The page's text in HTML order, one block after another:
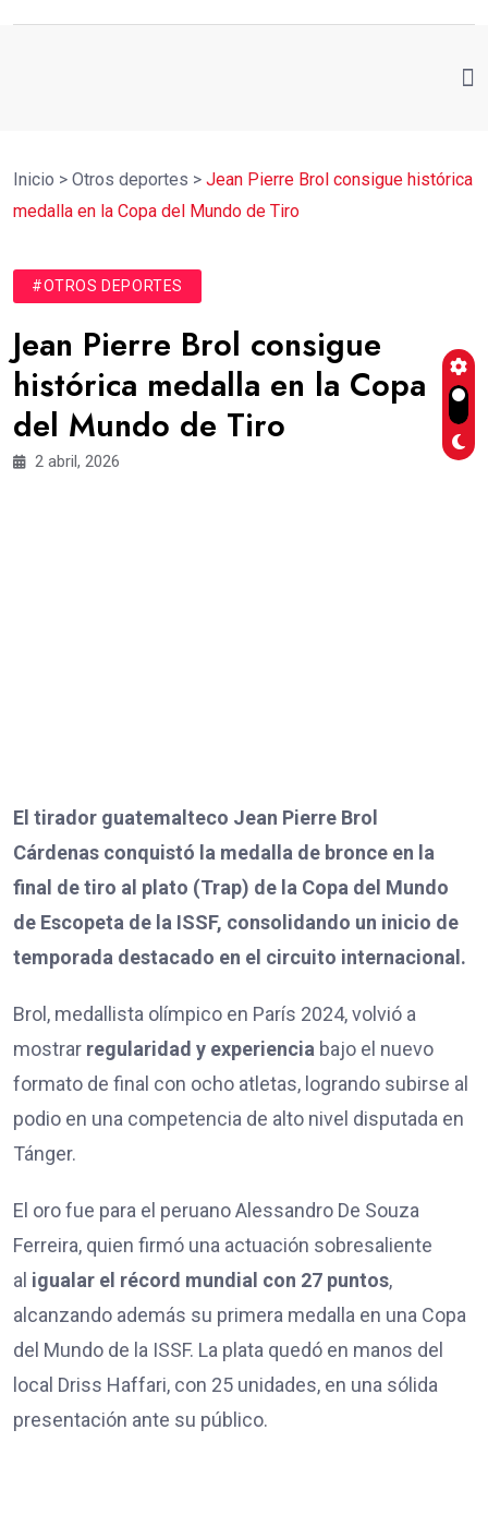
Inicio > Otros deportes > Jean Pierre Brol consigue histórica
medalla en la Copa del Mundo de Tiro
#OTROS DEPORTES
Jean Pierre Brol consigue
histórica medalla en la Copa
del Mundo de Tiro
2 abril, 2026
El tirador guatemalteco Jean Pierre Brol
Cárdenas conquistó la medalla de bronce en la
final de tiro al plato (Trap) de la Copa del Mundo
de Escopeta de la ISSF, consolidando un inicio de
temporada destacado en el circuito internacional.
Brol, medallista olímpico en París 2024, volvió a
mostrar regularidad y experiencia bajo el nuevo
formato de final con ocho atletas, logrando subirse al
podio en una competencia de alto nivel disputada en
Tánger.
El oro fue para el peruano Alessandro De Souza
Ferreira, quien firmó una actuación sobresaliente
al igualar el récord mundial con 27 puntos,
alcanzando además su primera medalla en una Copa
del Mundo de la ISSF. La plata quedó en manos del
local Driss Haffari, con 25 unidades, en una sólida
presentación ante su público.